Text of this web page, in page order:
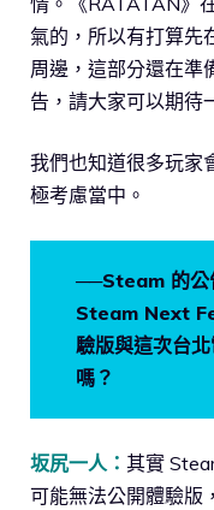
氣的，所以有打算先
周邊，這部分還在準
告，請大家可以期待
我們也知道很多玩家
極考慮當中。
──Steam 的公
Steam Next
驗版與這次台
嗎？
坂尻一人： 其實
可能無法公開體驗版